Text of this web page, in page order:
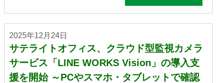
2025年12月24日
サテライトオフィス、クラウド型監視カメラ
サービス「LINE WORKS Vision」の導入支
援を開始 ～PCやスマホ・タブレットで確認